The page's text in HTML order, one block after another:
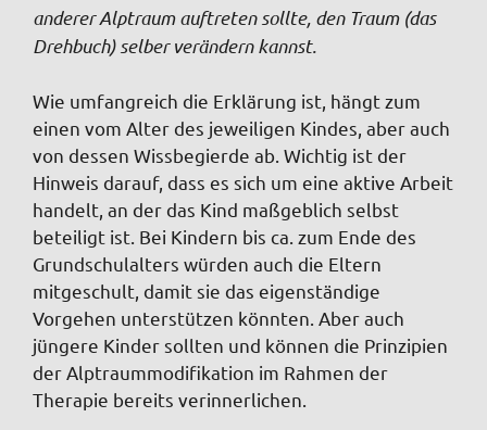
anderer Alptraum auftreten sollte, den Traum (das
Drehbuch) selber verändern kannst.
Wie umfangreich die Erklärung ist, hängt zum
einen vom Alter des jeweiligen Kindes, aber auch
von dessen Wissbegierde ab. Wichtig ist der
Hinweis darauf, dass es sich um eine aktive Arbeit
handelt, an der das Kind maßgeblich selbst
beteiligt ist. Bei Kindern bis ca. zum Ende des
Grundschulalters würden auch die Eltern
mitgeschult, damit sie das eigenständige
Vorgehen unterstützen könnten. Aber auch
jüngere Kinder sollten und können die Prinzipien
der Alptraummodifikation im Rahmen der
Therapie bereits verinnerlichen.